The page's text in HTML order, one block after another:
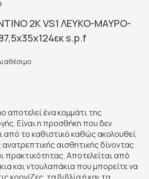
2K VS1 ΛΕΥΚΟ-ΜΑΥΡΟ-
s.p.f
αποτελεί ένα κομμάτι της
Είναι η προσθήκη που δεν
από το καθιστικό καθώς ακολουθεί
αισθητικής δίνοντας
πρακτικότητας. Αποτελείται από
και ντουλαπάκια που μπορείτε να